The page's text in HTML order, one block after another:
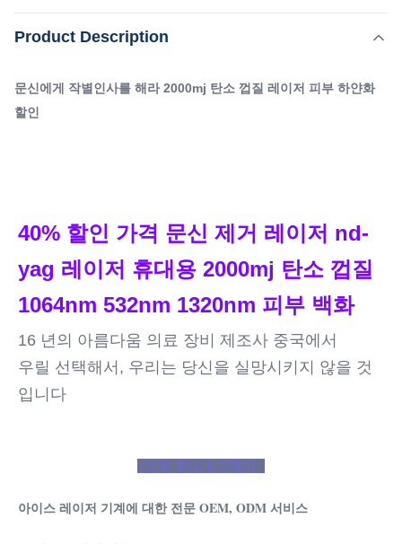
백화 16 년의 아름다움 의료 장비 제조사 중국에서 우릴 선
선택 하는 이유 아이스 레이저 기계에 대한 전문 OEM,
ODM 서비스 1) 재고 12시간 배송2)어떤 색을든 인쇄여러분
강조하다: OEM Q 스위치 ND Yag 레이저 머신
2000mj 탄소 펠링 레이저 기계
휴대용
레이저
Feature:
색소제거, 모공제거, 피부탄력, 문신제거, 미백, 피부회춘
Application:
상업용
After-Sales Service Provided:
작동하는 무료 예비품, 온라인 지원, 비디오 기술 지원, 현장
문신 제거제 레이저 nd-yag 레이저 휴대용 2000mj 탄소 껍
Product Description
문신에게 작별인사를 해라 2000mj 탄소 껍질 레이저 피부 하얀화
할인
40% 할인 가격 문신 제거 레이저 nd-
yag 레이저 휴대용 2000mj 탄소 껍질
1064nm 532nm 1320nm 피부 백화
16 년의 아름다움 의료 장비 제조사 중국에서
우릴 선택해서, 우리는 당신을 실망시키지 않을 것
입니다
우리 를 선택 하는 이유
아이스 레이저 기계에 대한 전문 OEM, ODM 서비스